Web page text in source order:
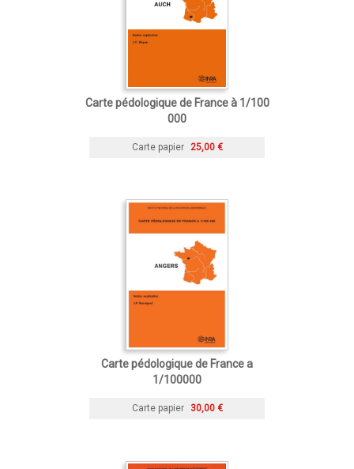
Carte pédologique de France à 1/100
000
Carte papier 25,00 €
Carte pédologique de France a
1/100000
Carte papier 30,00 €